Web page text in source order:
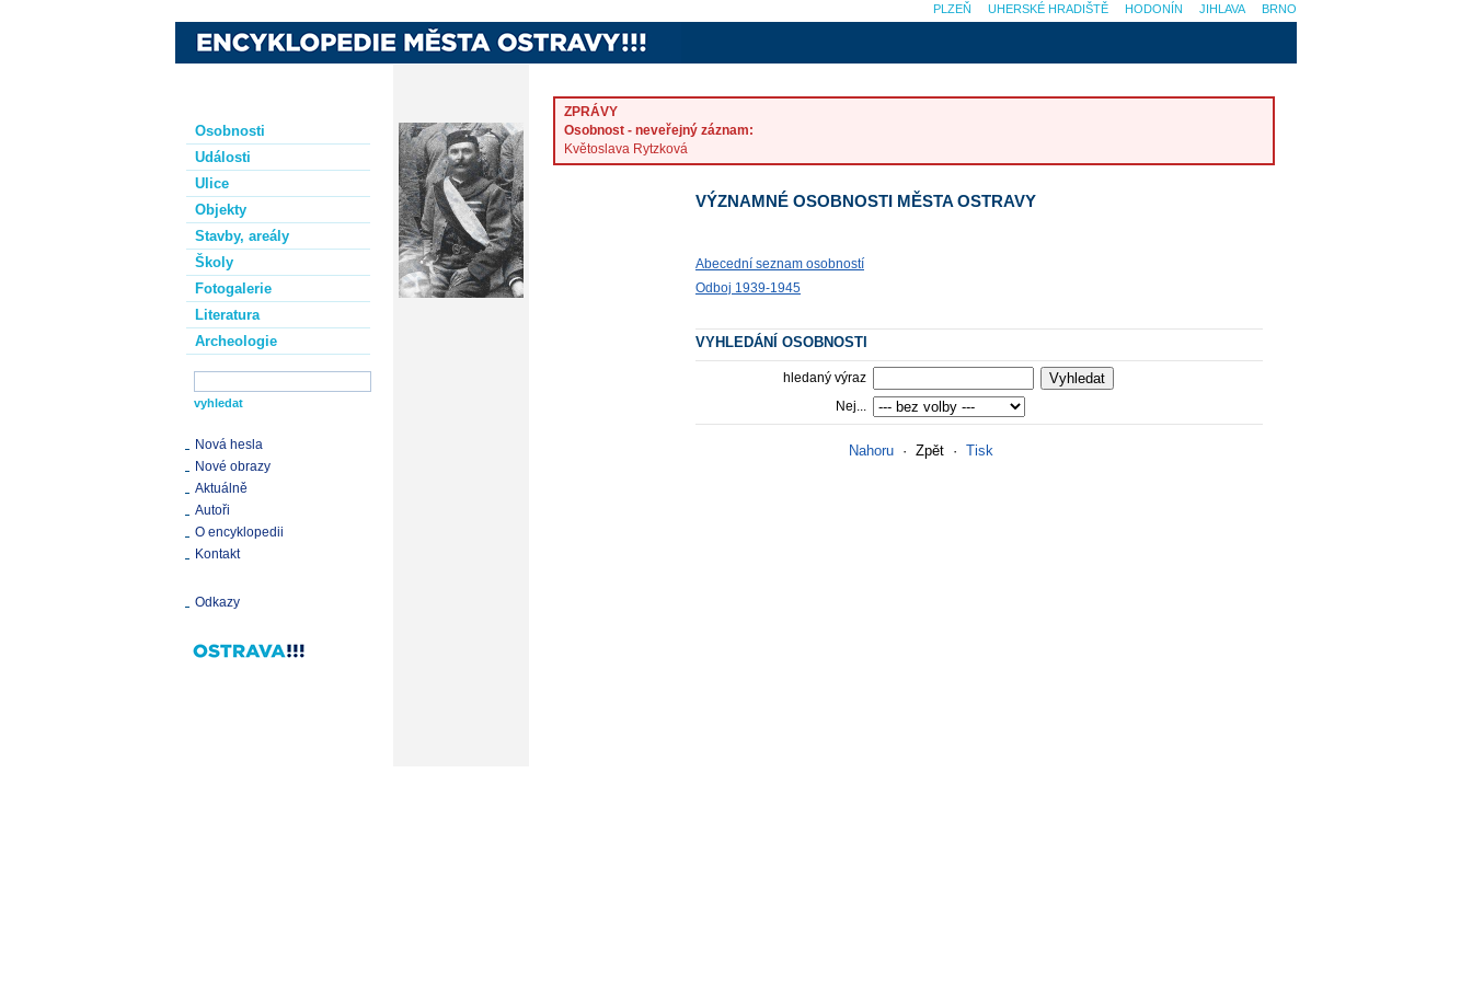
Osobnosti
Události
Ulice
Objekty
Stavby, areály
Školy
Fotogalerie
Literatura
Archeologie
Nová hesla
Nové obrazy
Aktuálně
Autoři
O encyklopedii
Kontakt
Odkazy
ZPRÁVY
Osobnost - neveřejný záznam:
Květoslava Rytzková
VÝZNAMNÉ OSOBNOSTI MĚSTA OSTRAVY
Abecední seznam osobností
Odboj 1939-1945
VYHLEDÁNÍ OSOBNOSTI
hledaný výraz
Nej...
Nahoru · Zpět · Tisk
BRNO
JIHLAVA
HODONÍN
UHERSKÉ HRADIŠTĚ
PLZEŇ